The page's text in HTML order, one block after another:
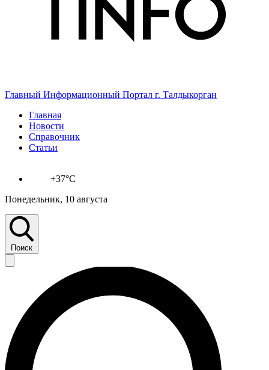
Главный Информационный Портал г. Талдыкорган
Главная
Новости
Справочник
Статьи
+37°C
Понедельник, 10 августа
Поиск